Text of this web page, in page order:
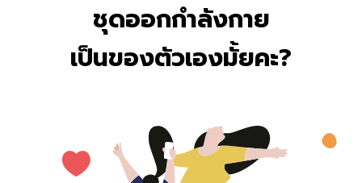
ชุดออกกำลังกาย
เป็นของตัวเองมั้ยคะ?